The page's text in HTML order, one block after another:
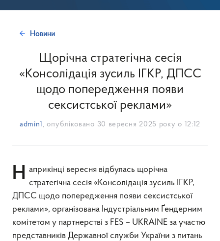
Новини
Щорічна стратегічна сесія
«Консолідація зусиль ІГКР, ДПСС
щодо попередження появи
сексистської реклами»
admin1 , опубліковано 30 вересня 2025 року о 12:12
Наприкінці вересня відбулась щорічна стратегічна сесія «Консолідація зусиль ІГКР,
ДПСС щодо попередження появи сексистської
реклами», організована Індустріальним Ґендерним
комітетом у партнерстві з FES – UKRAINE за участю
представників Державної служби України з питань